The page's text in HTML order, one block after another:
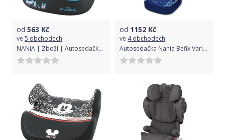
od 563 Kč
ve 5 obchodech
NANIA | Zboží | Autosedačka-podsedák Nania Dream Luxe Frozen II 2020 | Modrá |
od 1152 Kč
ve 4 obchodech
Autosedačka Nania Befix Varianta: Sp Flamingo 2020 - růžová